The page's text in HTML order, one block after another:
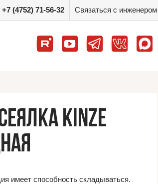
+7 (4752) 71-56-32 Связаться с инженером
KINZE
имеет способность складываться.